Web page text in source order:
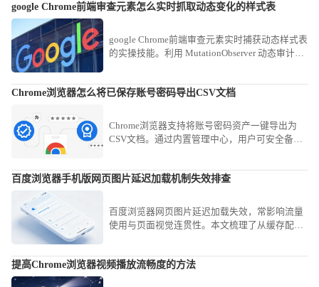
google Chrome前端审查元素怎么实时抓取动态变化的样式表
google Chrome前端审查元素实时捕获动态样式表
的实操技能。利用 MutationObserver 动态审计视
Chrome浏览器怎么将已保存账号密码导出CSV文档
Chrome浏览器支持将账号密码资产一键导出为
CSV文档。通过内置管理中心，用户可安全备份
百度浏览器手机版网页图片延迟加载机制失效排查
百度浏览器网页图片延迟加载失效，常影响流量
使用与页面视觉连贯性。本文梳理了从缓存配置
畅。
提高Chrome浏览器视频播放流畅度的方法